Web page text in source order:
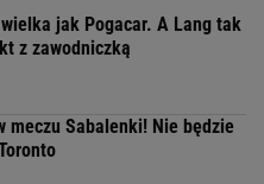
jak Pogacar. A Lang tak
z zawodniczką
meczu Sabalenki! Nie będzie